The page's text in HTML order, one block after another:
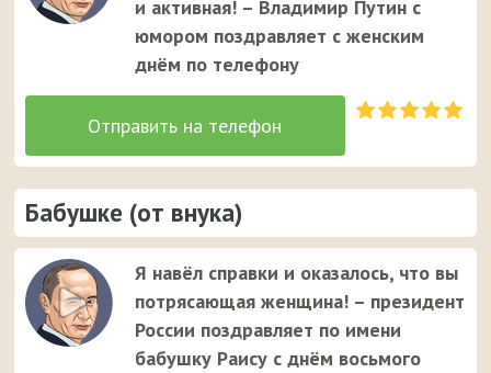
и активная! – Владимир Путин с
юмором поздравляет с женским
днём по телефону
Бабушке (от внука)
Я навёл справки и оказалось, что вы
потрясающая женщина! – президент
России поздравляет по имени
бабушку Раису с днём восьмого